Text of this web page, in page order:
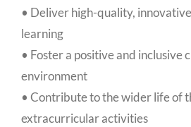
• Deliver high-quality,
learning
• Foster a positive and inclusive
environment
• Contribute to the wider life of
extracurricular activities